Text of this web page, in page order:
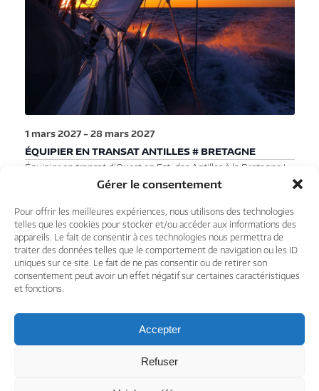
Gérer le consentement
Pour offrir les meilleures expériences, nous utilisons des technologies
telles que les cookies pour stocker et/ou accéder aux informations des
appareils. Le fait de consentir à ces technologies nous permettra de
traiter des données telles que le comportement de navigation ou les ID
uniques sur ce site. Le fait de ne pas consentir ou de retirer son
consentement peut avoir un effet négatif sur certaines caractéristiques
et fonctions.
Accepter
Refuser
ÉQUIPIER EN TRANSAT ANTILLES # BRETAGNE
1 mars 2027-28 mars 2027
Équipier en transat d'Ouest en Est, des Antilles à la Bretagne !
Appelée Transatlantique ou encore Transat, la traversée de
s’est démocratisé ces dernières années. De Pointe à Pitre à
Lorient en Métropole, environ 3 500 milles nautiques séparent
les 2 terres. Équipier en transat, une réelle aventure Nous…
Lire la suite »
5800€
Aujourd’hui